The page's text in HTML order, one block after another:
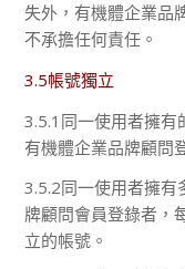
失外，有機體企業品
不承擔任何責任。
3.5帳號獨立
3.5.1同一使用者擁有
有機體企業品牌顧問
3.5.2同一使用者擁有
牌顧問會員登錄者，
立的帳號。